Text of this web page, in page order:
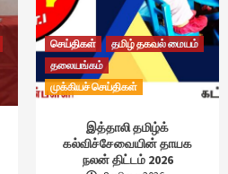
செய்திகள்
தமிழ் தகவல் மையம்
தலையங்கம்
முக்கியச் செய்திகள்
இத்தாலி தமிழ்க்
கல்விச்சேவையின் தாயக
நலன் திட்டம் 2026